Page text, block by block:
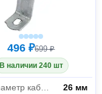
496 ₽699 ₽
В наличии 240 шт
Max диаметр кабеля
26 мм